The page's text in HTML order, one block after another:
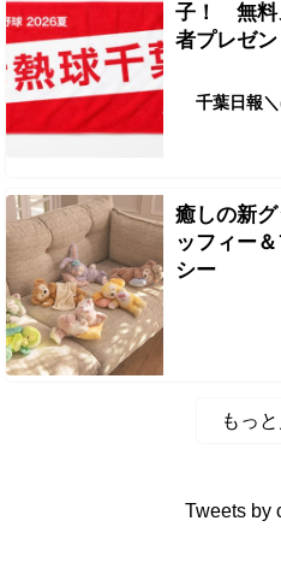
子！ 無料
者プレゼ
千葉日報
癒しの新
ッフィー
シー
もっ
Tweets by